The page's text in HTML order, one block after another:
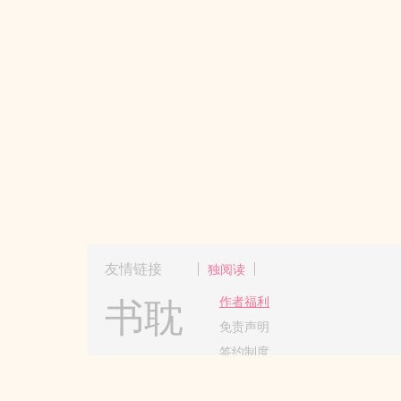
友情链接 独阅读
书耽
作者福利
免责声明
签约制度